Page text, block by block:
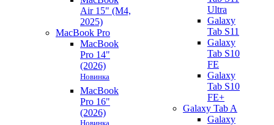
Air 15" (M4,
2025)
MacBook Pro
MacBook
Pro 14"
(2026)
Новинка
MacBook
Pro 16"
(2026)
Новинка
Ultra
Galaxy
Tab S11
Galaxy
Tab S10
FE
Galaxy
Tab S10
FE+
Galaxy Tab A
Galaxy